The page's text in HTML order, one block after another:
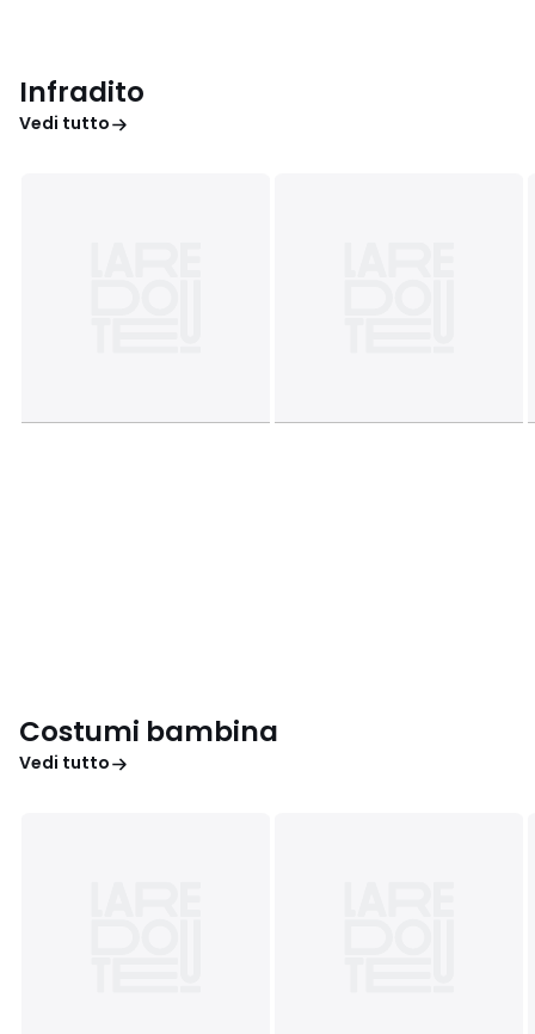
Infradito
Vedi tutto
Costumi bambina
Vedi tutto